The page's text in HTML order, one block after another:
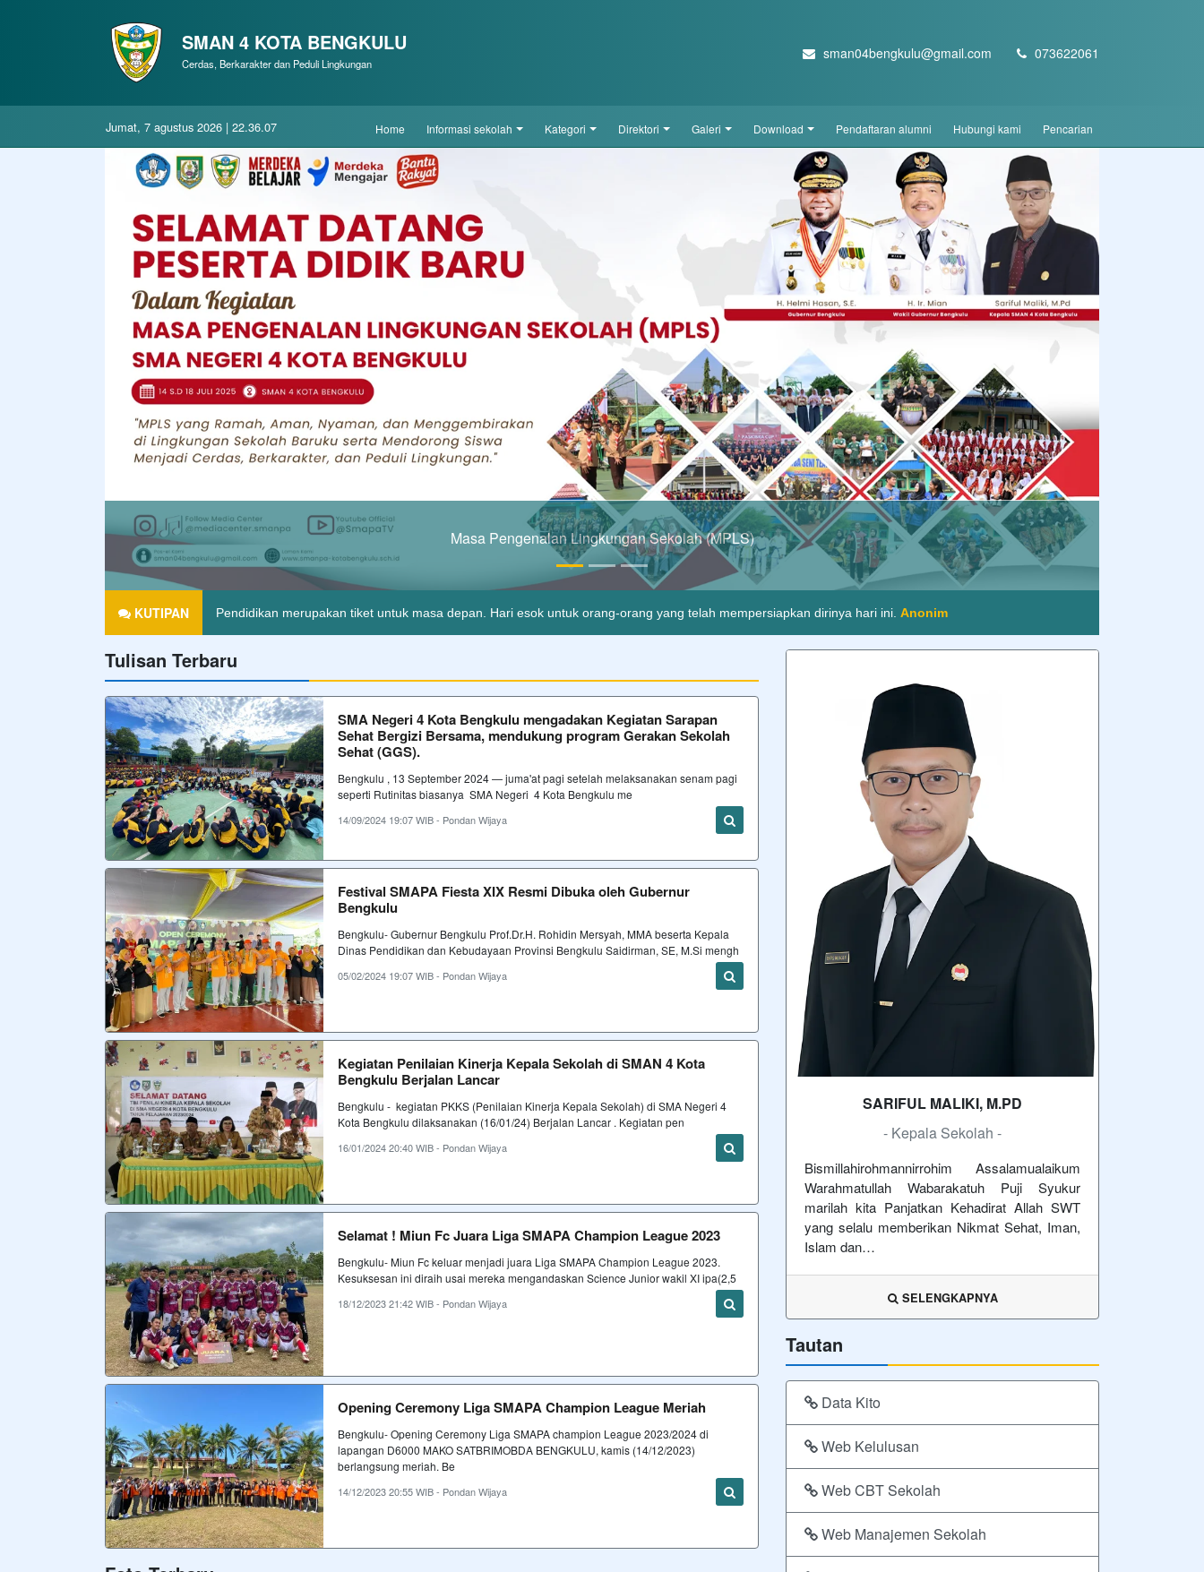
SMAN 4 KOTA BENGKULU
Cerdas, Berkarakter dan Peduli Lingkungan
sman04bengkulu@gmail.com 073622061
jumat, 7 agustus 2026 | 22.36.08 home informasi sekolah kategori direktori galeri download pendaftaran alumni hubungi kami pencarian
SMA Maju Bersama Hebat Semua ! Siap Kerja, Cerdas, Kompetitif dan Berakhlak
KUTIPAN
Agama tanpa ilmu pengetahuan adalah buta. Dan ilmu pengetahuan tanpa agama adalah lumpuh.
Hiduplah seakan-akan kau akan mati besok. Belajarlah seakan-akan kau akan hidup selamanya. Anonim
Tulisan Terbaru
SMA Negeri 4 Kota Bengkulu mengadakan Kegiatan Sarapan
Sehat Bergizi Bersama, mendukung program Gerakan Sekolah
Sehat (GGS).
Bengkulu , 13 September 2024 — juma'at pagi setelah melaksanakan senam pagi
seperti Rutinitas biasanya SMA Negeri 4 Kota Bengkulu me
14/09/2024 19:07 WIB - Pondan Wijaya
Festival SMAPA Fiesta XIX Resmi Dibuka oleh Gubernur
Bengkulu
Bengkulu- Gubernur Bengkulu Prof.Dr.H. Rohidin Mersyah, MMA beserta Kepala
Dinas Pendidikan dan Kebudayaan Provinsi Bengkulu Saidirman, SE, M.Si mengh
05/02/2024 19:07 WIB - Pondan Wijaya
Kegiatan Penilaian Kinerja Kepala Sekolah di SMAN 4 Kota
Bengkulu Berjalan Lancar
Bengkulu - kegiatan PKKS (Penilaian Kinerja Kepala Sekolah) di SMA Negeri 4
Kota Bengkulu dilaksanakan (16/01/24) Berjalan Lancar . Kegiatan pen
16/01/2024 20:40 WIB - Pondan Wijaya
Selamat ! Miun Fc Juara Liga SMAPA Champion League 2023
Bengkulu- Miun Fc keluar menjadi juara Liga SMAPA Champion League 2023.
Kesuksesan ini diraih usai mereka mengandaskan Science Junior wakil XI ipa(2,5
18/12/2023 21:42 WIB - Pondan Wijaya
Opening Ceremony Liga SMAPA Champion League Meriah
Bengkulu- Opening Ceremony Liga SMAPA champion League 2023/2024 di
lapangan D6000 MAKO SATBRIMOBDA BENGKULU, kamis (14/12/2023)
berlangsung meriah. Be
14/12/2023 20:55 WIB - Pondan Wijaya
SARIFUL MALIKI, M.PD
- Kepala Sekolah -
Bismillahirohmannirrohim Assalamualaikum
Warahmatullah Wabarakatuh Puji Syukur
marilah kita Panjatkan Kehadirat Allah SWT
yang selalu memberikan Nikmat Sehat, Iman,
Islam dan…
SELENGKAPNYA
Tautan
Data Kito
Web Kelulusan
Web CBT Sekolah
Web Manajemen Sekolah